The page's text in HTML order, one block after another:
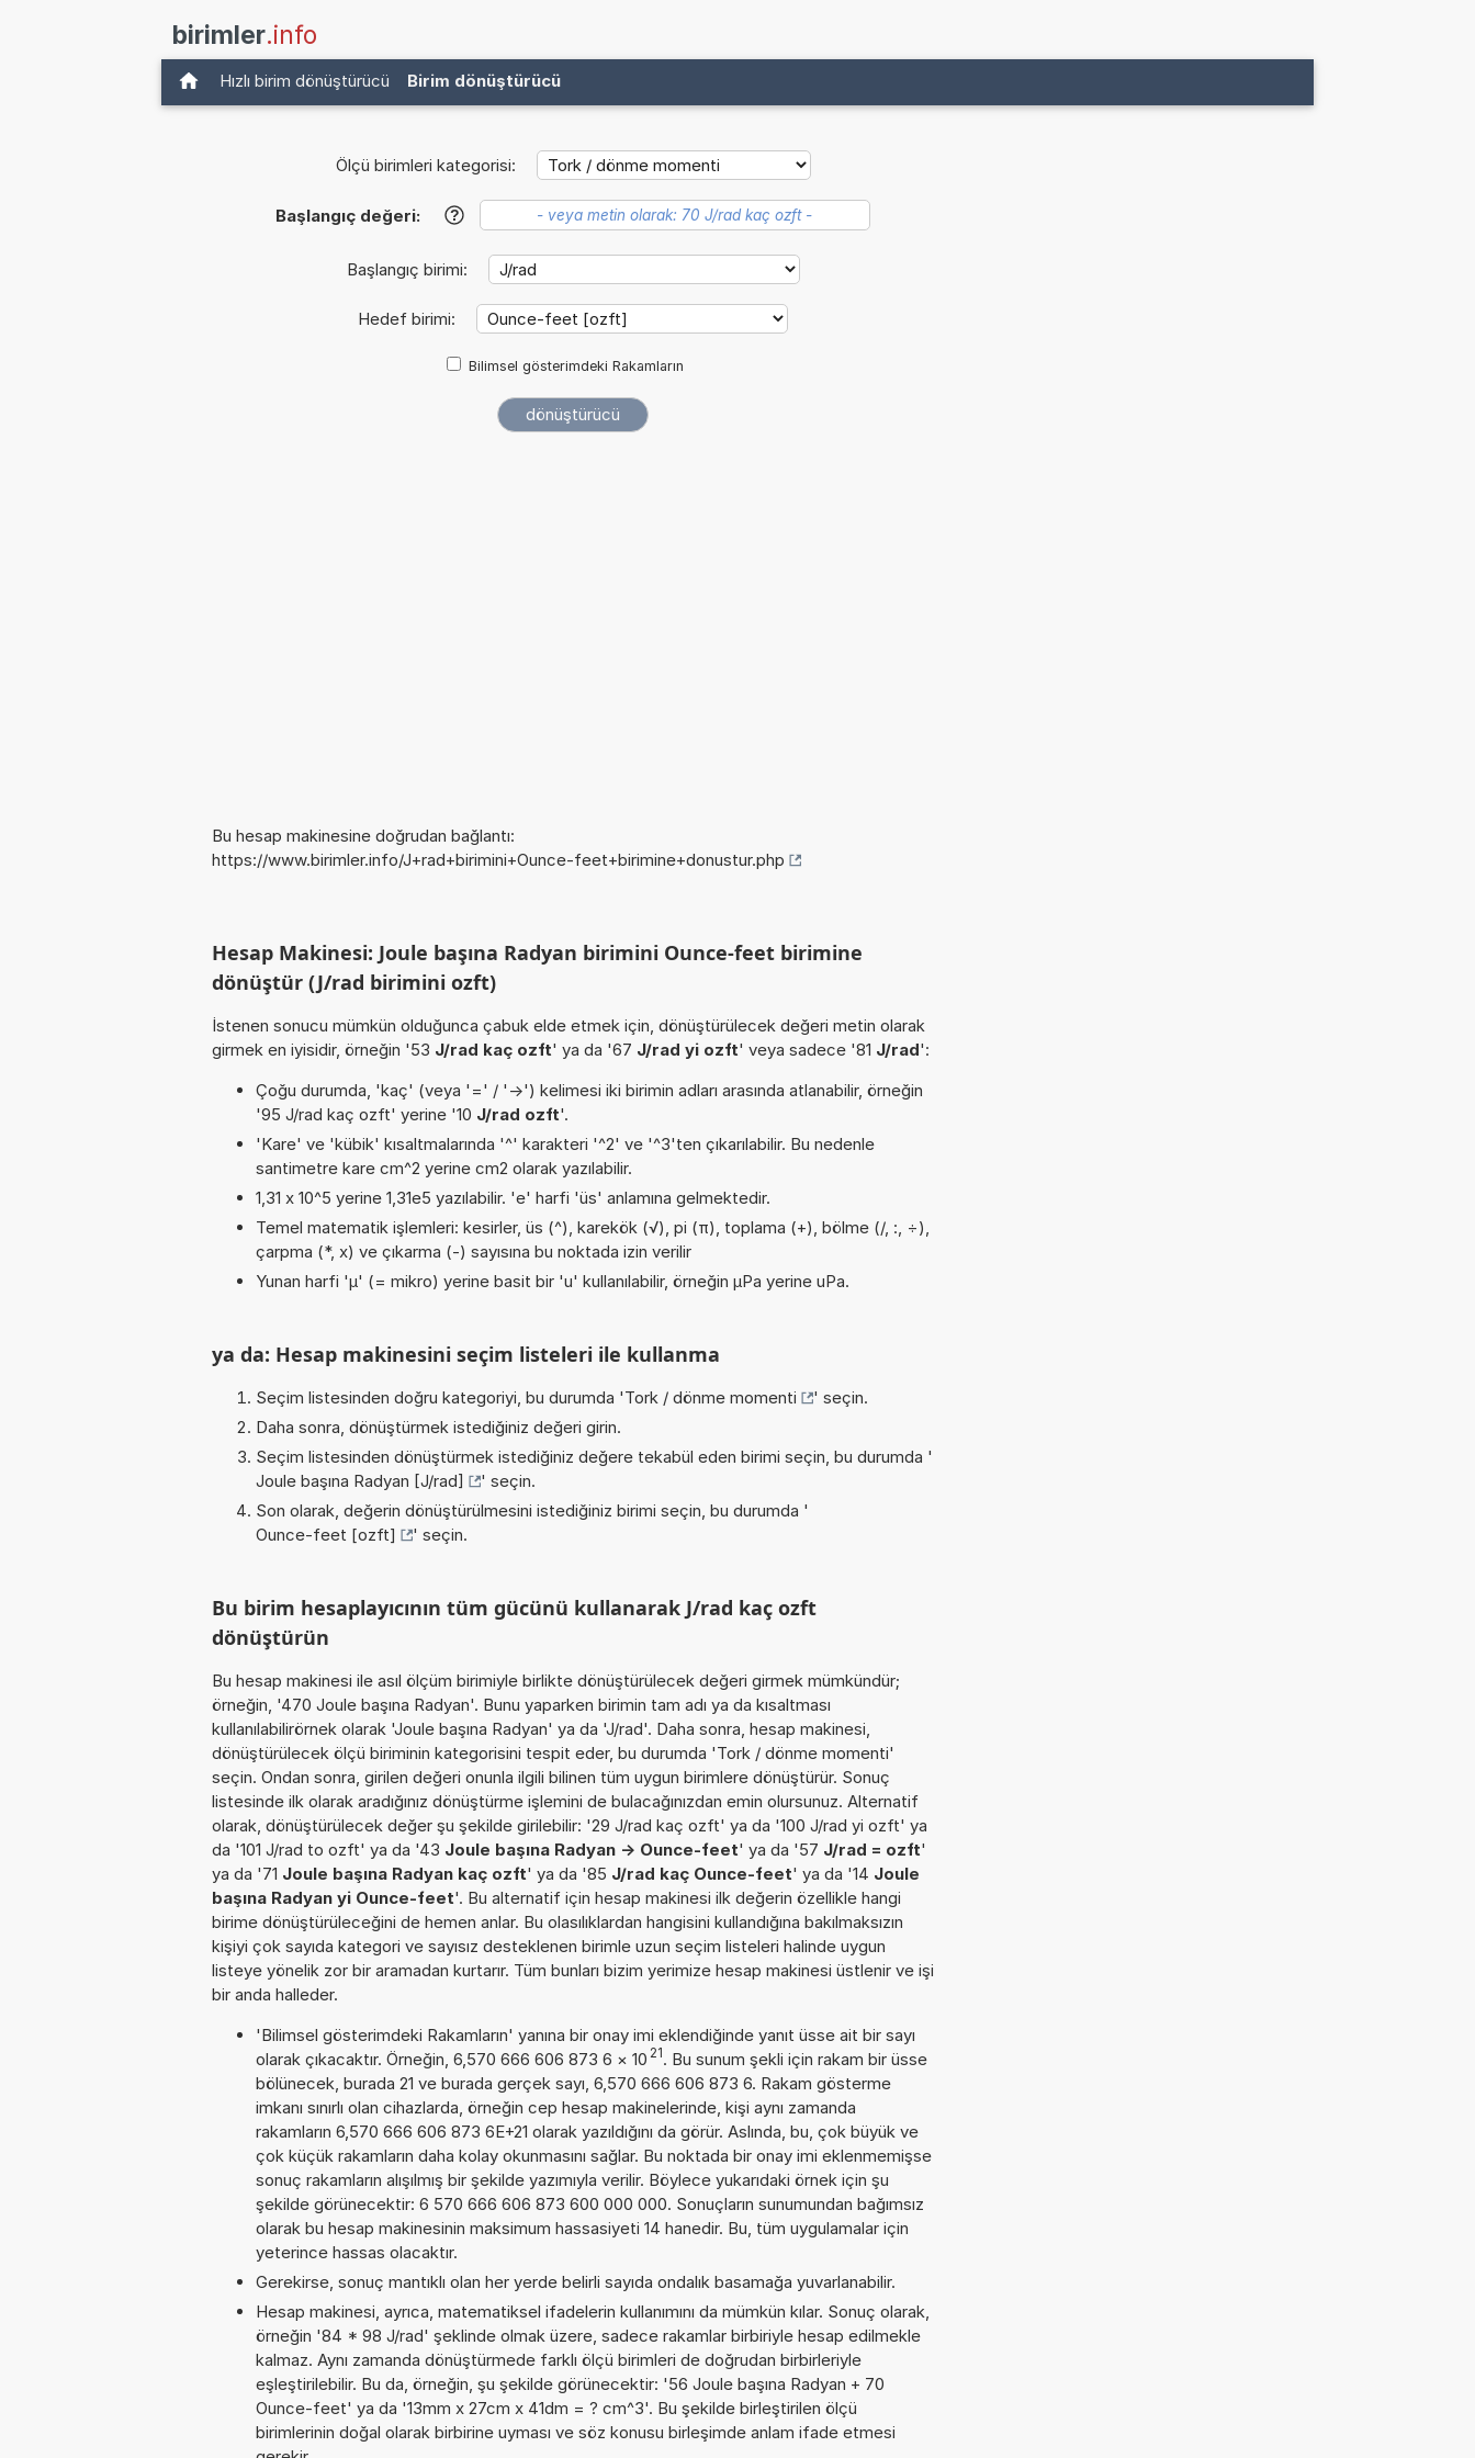
birimler.info
Hızlı birim dönüştürücü Birim dönüştürücü
Ölçü birimleri kategorisi:
Başlangıç değeri: ?
Başlangıç birimi:
Hedef birimi:
Bilimsel gösterimdeki Rakamların
Bu hesap makinesine doğrudan bağlantı:
https://www.birimler.info/J+rad+birimini+Ounce-feet+birimine+donustur.php
Hesap Makinesi: Joule başına Radyan birimini Ounce-feet birimine
dönüştür (J/rad birimini ozft)
İstenen sonucu mümkün olduğunca çabuk elde etmek için, dönüştürülecek değeri metin olarak
girmek en iyisidir, örneğin '53 J/rad kaç ozft' ya da '67 J/rad yi ozft' veya sadece '81 J/rad':
Çoğu durumda, 'kaç' (veya '=' / '->') kelimesi iki birimin adları arasında atlanabilir, örneğin
'95 J/rad kaç ozft' yerine '10 J/rad ozft'.
'Kare' ve 'kübik' kısaltmalarında '^' karakteri '^2' ve '^3'ten çıkarılabilir. Bu nedenle
santimetre kare cm^2 yerine cm2 olarak yazılabilir.
1,31 x 10^5 yerine 1,31e5 yazılabilir. 'e' harfi 'üs' anlamına gelmektedir.
Temel matematik işlemleri: kesirler, üs (^), karekök (√), pi (π), toplama (+), bölme (/, :, ÷),
çarpma (*, x) ve çıkarma (-) sayısına bu noktada izin verilir
Yunan harfi 'µ' (= mikro) yerine basit bir 'u' kullanılabilir, örneğin µPa yerine uPa.
ya da: Hesap makinesini seçim listeleri ile kullanma
Seçim listesinden doğru kategoriyi, bu durumda 'Tork / dönme momenti
' seçin.
Daha sonra, dönüştürmek istediğiniz değeri girin.
Seçim listesinden dönüştürmek istediğiniz değere tekabül eden birimi seçin, bu durumda '
Joule başına Radyan [J/rad]
' seçin.
Son olarak, değerin dönüştürülmesini istediğiniz birimi seçin, bu durumda '
Ounce-feet [ozft]
' seçin.
Bu birim hesaplayıcının tüm gücünü kullanarak J/rad kaç ozft
dönüştürün
Bu hesap makinesi ile asıl ölçüm birimiyle birlikte dönüştürülecek değeri girmek mümkündür;
örneğin, '470 Joule başına Radyan'. Bunu yaparken birimin tam adı ya da kısaltması
kullanılabilirörnek olarak 'Joule başına Radyan' ya da 'J/rad'. Daha sonra, hesap makinesi,
dönüştürülecek ölçü biriminin kategorisini tespit eder, bu durumda 'Tork / dönme momenti'
seçin. Ondan sonra, girilen değeri onunla ilgili bilinen tüm uygun birimlere dönüştürür. Sonuç
listesinde ilk olarak aradığınız dönüştürme işlemini de bulacağınızdan emin olursunuz. Alternatif
olarak, dönüştürülecek değer şu şekilde girilebilir: '29 J/rad kaç ozft' ya da '100 J/rad yi ozft' ya
da '101 J/rad to ozft' ya da '43 Joule başına Radyan -> Ounce-feet' ya da '57 J/rad = ozft'
ya da '71 Joule başına Radyan kaç ozft' ya da '85 J/rad kaç Ounce-feet' ya da '14 Joule
başına Radyan yi Ounce-feet'. Bu alternatif için hesap makinesi ilk değerin özellikle hangi
birime dönüştürüleceğini de hemen anlar. Bu olasılıklardan hangisini kullandığına bakılmaksızın
kişiyi çok sayıda kategori ve sayısız desteklenen birimle uzun seçim listeleri halinde uygun
listeye yönelik zor bir aramadan kurtarır. Tüm bunları bizim yerimize hesap makinesi üstlenir ve işi
bir anda halleder.
'Bilimsel gösterimdeki Rakamların' yanına bir onay imi eklendiğinde yanıt üsse ait bir sayı
olarak çıkacaktır. Örneğin, 6,570 666 606 873 6 × 10 21. Bu sunum şekli için rakam bir üsse
bölünecek, burada 21 ve burada gerçek sayı, 6,570 666 606 873 6. Rakam gösterme
imkanı sınırlı olan cihazlarda, örneğin cep hesap makinelerinde, kişi aynı zamanda
rakamların 6,570 666 606 873 6E+21 olarak yazıldığını da görür. Aslında, bu, çok büyük ve
çok küçük rakamların daha kolay okunmasını sağlar. Bu noktada bir onay imi eklenmemişse
sonuç rakamların alışılmış bir şekilde yazımıyla verilir. Böylece yukarıdaki örnek için şu
şekilde görünecektir: 6 570 666 606 873 600 000 000. Sonuçların sunumundan bağımsız
olarak bu hesap makinesinin maksimum hassasiyeti 14 hanedir. Bu, tüm uygulamalar için
yeterince hassas olacaktır.
Gerekirse, sonuç mantıklı olan her yerde belirli sayıda ondalık basamağa yuvarlanabilir.
Hesap makinesi, ayrıca, matematiksel ifadelerin kullanımını da mümkün kılar. Sonuç olarak,
örneğin '84 * 98 J/rad' şeklinde olmak üzere, sadece rakamlar birbiriyle hesap edilmekle
kalmaz. Aynı zamanda dönüştürmede farklı ölçü birimleri de doğrudan birbirleriyle
eşleştirilebilir. Bu da, örneğin, şu şekilde görünecektir: '56 Joule başına Radyan + 70
Ounce-feet' ya da '13mm x 27cm x 41dm = ? cm^3'. Bu şekilde birleştirilen ölçü
birimlerinin doğal olarak birbirine uyması ve söz konusu birleşimde anlam ifade etmesi